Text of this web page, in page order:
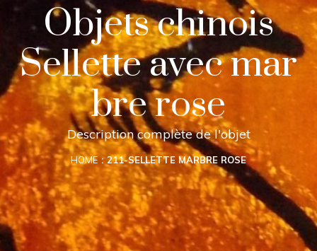
Objets chinois
Sellette avec mar
bre rose
Description complète de l'objet
HOME 211-SELLETTE MARBRE ROSE